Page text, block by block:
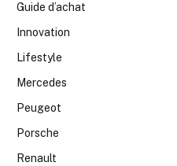
Guide d’achat
Innovation
Lifestyle
Mercedes
Peugeot
Porsche
Renault